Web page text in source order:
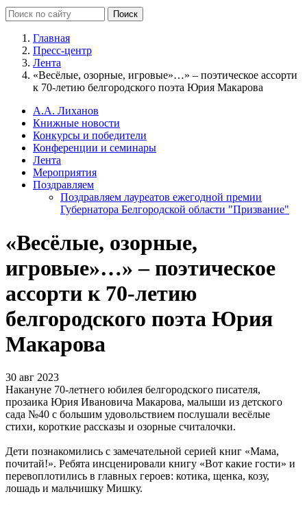
Главная
Пресс-центр
Лента
«Весёлые, озорные, игровые»…» – поэтическое ассорти
к 70-летию белгородского поэта Юрия Макарова
А.А. Лиханов
Книжные новости
Конкурсы и победители
Конференции и семинары
Лента
Мероприятия
Поздравляем
Поздравляем лауреатов ежегодной премии
Губернатора Белгородской области "Призвание"
«Весёлые, озорные,
игровые»…» – поэтическое
ассорти к 70-летию
белгородского поэта Юрия
Макарова
30 авг 2023
Накануне 70-летнего юбилея белгородского писателя,
прозаика Юрия Ивановича Макарова, малыши из детского
сада №40 с большим удовольствием послушали весёлые
стихи, короткие рассказы и озорные считалочки.
Дети познакомились с замечательной серией книг «Мама,
почитай!». Ребята инсценировали книгу «Вот какие гости» и
перевоплотились в главных героев: котика, щенка, козу,
лошадь и мальчишку Мишку.